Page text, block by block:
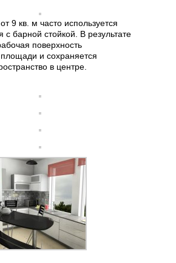
9 кв. м часто используется
с барной стойкой. В результате
поверхность
площади и сохраняется
в центре.